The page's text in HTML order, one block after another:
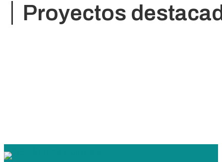
Proyectos